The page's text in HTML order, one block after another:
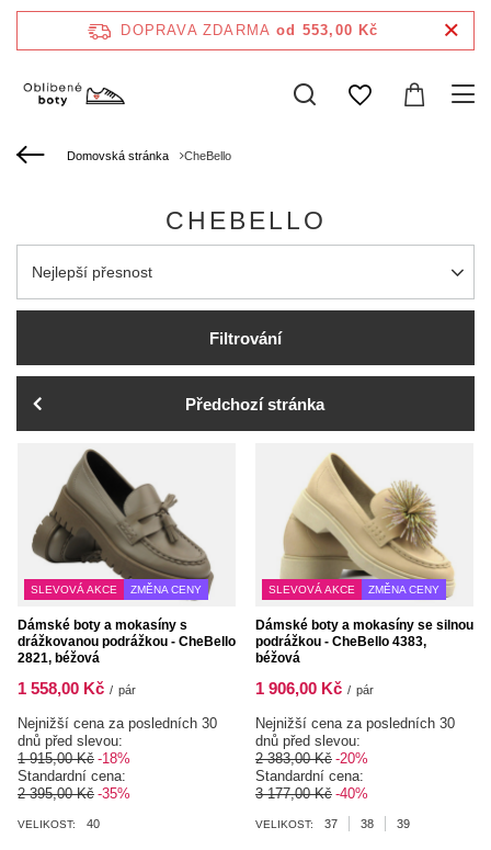
DOPRAVA ZDARMA od 553,00 Kč
Domovská stránka CheBello
CHEBELLO
Zmień sortowanie
Nejlepší přesnost
Filtrování
Předchozí stránka
SLEVOVÁ AKCE ZMĚNA CENY
Dámské boty a mokasíny s
drážkovanou podrážkou - CheBello
2821, béžová
1 558,00 Kč / pár
Nejnižší cena za posledních 30
dnů před slevou:
1 915,00 Kč -18%
Standardní cena:
2 395,00 Kč -35%
VELIKOST: 40
SLEVOVÁ AKCE ZMĚNA CENY
Dámské boty a mokasíny se silnou
podrážkou - CheBello 4383,
béžová
1 906,00 Kč / pár
Nejnižší cena za posledních 30
dnů před slevou:
2 383,00 Kč -20%
Standardní cena:
3 177,00 Kč -40%
VELIKOST: 37 38 39